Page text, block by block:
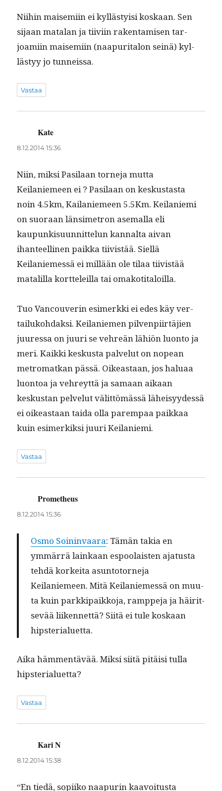
Niihin maisemi­in ei kyl­lästy­isi koskaan. Sen
sijaan mata­lan ja tiivi­in rak­en­tamisen tar­
joami­in maisemi­in (naa­pu­ri­talon seinä) kyl­
lästyy jo tunneissa.
Vastaa
Kate
8.12.2014 15:36
Niin, mik­si Pasi­laan torne­ja mut­ta
Keilaniemeen ei ? Pasi­laan on keskus­tas­ta
noin 4.5km, Kailaniemeen 5.5Km. Keilanie­mi
on suo­raan län­simetron ase­mal­la eli
kaupunkisu­un­nit­telun kannal­ta aivan
ihanteelli­nen paik­ka tiivistää. Siel­lä
Keilaniemessä ei mil­lään ole tilaa tiivistää
matalil­la kort­teleil­la tai omakotitaloilla.
Tuo Van­cou­verin esimerk­ki ei edes käy ver­
tailuko­hdak­si. Keilaniemen pil­ven­pi­irtäjien
juures­sa on juuri se vehreän lähiön luon­to ja
meri. Kaik­ki keskus­ta palve­lut on nopean
metro­matkan pässä. Oikeas­t­aan, jos halu­aa
luon­toa ja vehreyt­tä ja samaan aikaan
keskus­tan pelve­lut välit­tömässä läheisyy­dessä
ei oikeas­t­aan tai­da olla parem­paa paikkaa
kuin esimerkik­si juuri Keilaniemi.
Vastaa
Prometheus
8.12.2014 15:36
Osmo Soin­in­vaara: Tämän takia en
ymmär­rä lainkaan espoolais­ten aja­tus­ta
tehdä korkei­ta asun­to­torne­ja
Keilaniemeen. Mitä Keilaniemessä on muu­
ta kuin parkkipaikko­ja, ramppe­ja ja häir­it­
sevää liiken­net­tä? Siitä ei tule koskaan
hipsterialuetta.
Aika häm­men­tävää. Mik­si siitä pitäisi tul­la
hipsterialuetta?
Vastaa
Kari N
8.12.2014 15:38
“En tiedä, sopi­iko naa­purin kaavoitus­ta